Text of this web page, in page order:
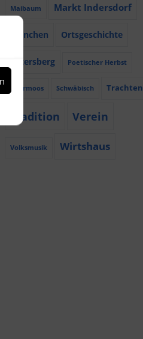
Maibaum Markt Indersdorf
München Ortsgeschichte
Petersberg Poetischer Herbst
Röhrmoos Schwäbisch Trachten
Tradition Verein
Volksmusik Wirtshaus